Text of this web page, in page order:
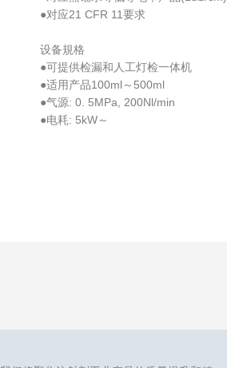
●对应21 CFR 11要求
设备規格
●可提供检漏和人工灯检一体机
●适用产品100ml～500ml
●气源: 0. 5MPa, 200Nl/min
●电耗: 5kW～